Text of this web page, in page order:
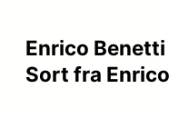
Enrico
Sort fra